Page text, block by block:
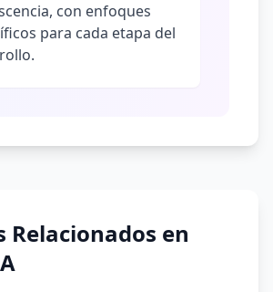
con enfoques
para cada etapa del
Relacionados en